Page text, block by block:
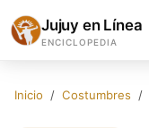
Jujuy en Línea
ENCICLOPEDIA
Inicio Costumbres